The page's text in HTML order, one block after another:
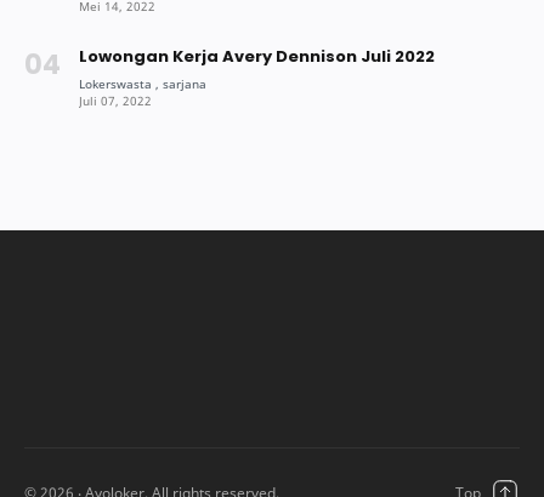
Lowongan Kerja Avery Dennison Juli 2022
© 2026 ‧ Ayoloker. All rights reserved.